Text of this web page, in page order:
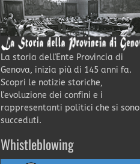
La storia dell'Ente Provincia di
Genova, inizia più di 145 anni fa.
Scopri le notizie storiche,
l'evoluzione dei confini e i
rappresentanti politici che si sono
succeduti.
Whistleblowing